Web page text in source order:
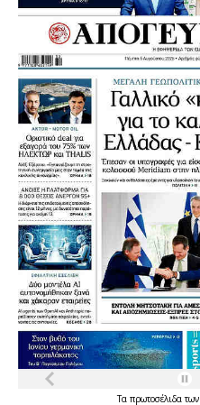
Τα πρωτοσέλιδατων